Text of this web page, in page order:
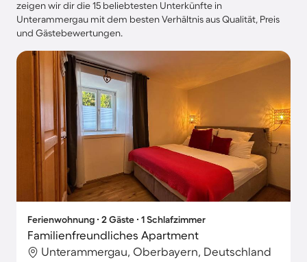
zeigen wir dir die 15 beliebtesten Unterkünfte in
Unterammergau mit dem besten Verhältnis aus Qualität, Preis
und Gästebewertungen.
Ferienwohnung ∙ 2 Gäste ∙ 1 Schlafzimmer
Familienfreundliches Apartment
Unterammergau, Oberbayern, Deutschland